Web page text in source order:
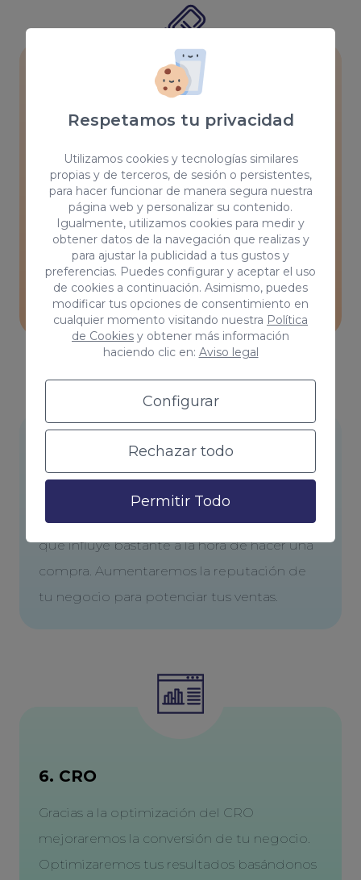
Respetamos tu privacidad
Utilizamos cookies y tecnologías similares
propias y de terceros, de sesión o persistentes,
para hacer funcionar de manera segura nuestra
página web y personalizar su contenido.
Igualmente, utilizamos cookies para medir y
obtener datos de la navegación que realizas y
para ajustar la publicidad a tus gustos y
preferencias. Puedes configurar y aceptar el uso
de cookies a continuación. Asimismo, puedes
modificar tus opciones de consentimiento en
cualquier momento visitando nuestra Política
de Cookies y obtener más información
haciendo clic en: Aviso legal
Configurar
Rechazar todo
Permitir Todo
4. Linkbuilding
elemento clave en el SEO local.
Orientaremos el link building hacia una
segmentación local para detectar las
mejores oportunidades de la zona y mimar
las relaciones para aumentar la autoridad
de tu sitio web.
5. Reseñas
Las reseñas son una parte muy importante y
que influye bastante a la hora de hacer una
compra. Aumentaremos la reputación de
tu negocio para potenciar tus ventas.
6. CRO
Gracias a la optimización del CRO
mejoraremos la conversión de tu negocio.
Optimizaremos tus resultados basándonos